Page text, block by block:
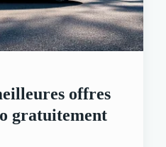
offres
gratuitement